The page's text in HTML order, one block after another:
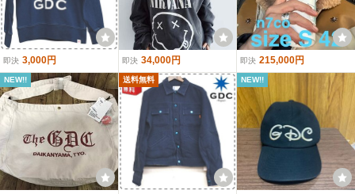
即決 3,000円 即決 34,000円 即決 215,000円
NEW!! 送料無料 NEW!!